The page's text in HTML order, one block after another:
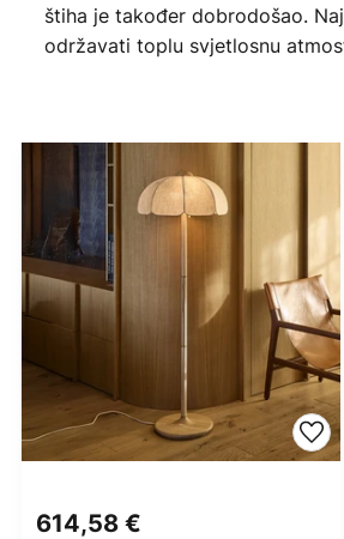
štiha je također dobrodošao.
održavati toplu svjetlosnu
614,58 €